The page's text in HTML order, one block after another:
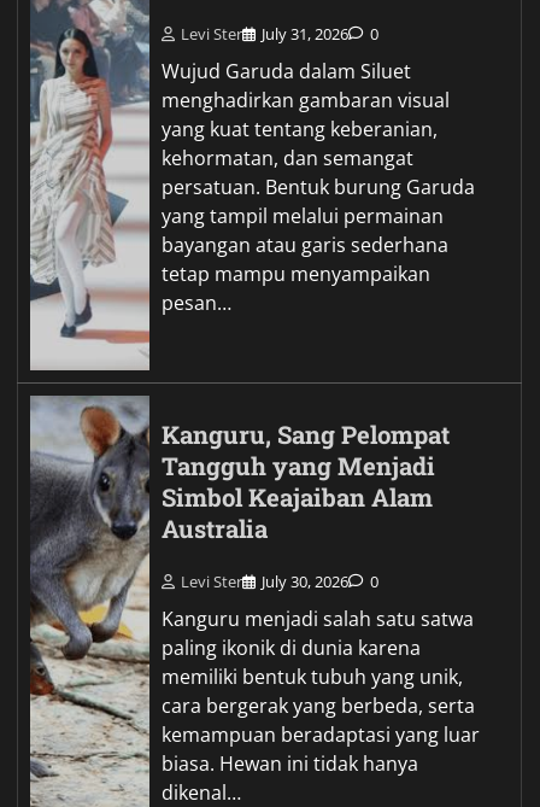
Levi Ster July 31, 2026 0
Wujud Garuda dalam Siluet
menghadirkan gambaran visual
yang kuat tentang keberanian,
kehormatan, dan semangat
persatuan. Bentuk burung Garuda
yang tampil melalui permainan
bayangan atau garis sederhana
tetap mampu menyampaikan
pesan…
Kanguru, Sang Pelompat
Tangguh yang Menjadi
Simbol Keajaiban Alam
Australia
Levi Ster July 30, 2026 0
Kanguru menjadi salah satu satwa
paling ikonik di dunia karena
memiliki bentuk tubuh yang unik,
cara bergerak yang berbeda, serta
kemampuan beradaptasi yang luar
biasa. Hewan ini tidak hanya
dikenal…